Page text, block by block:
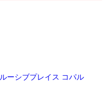
ーシブプレイス コパル